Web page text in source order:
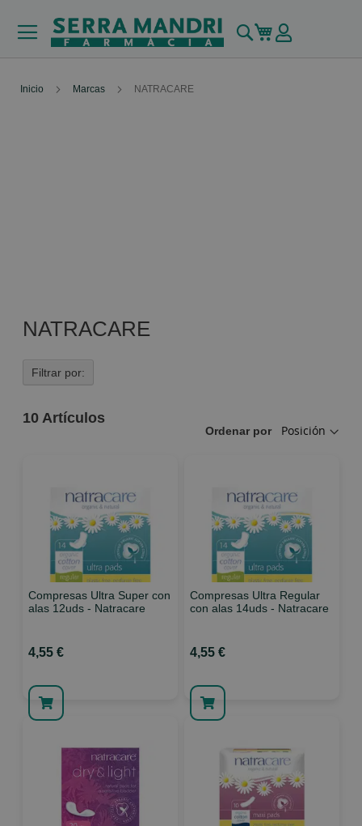
Buscar
Mi carrito
Inicio Marcas NATRACARE
NATRACARE
10Artículos
Ordenar por
Compresas Ultra Super con
alas 12uds - Natracare
4,55 €
Compresas Ultra Regular
con alas 14uds - Natracare
4,55 €
Filtrar por: